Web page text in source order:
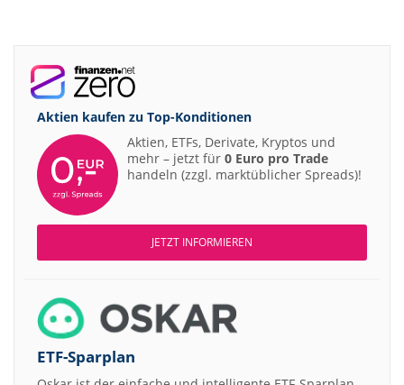
Aktien kaufen zu Top-Konditionen
Aktien, ETFs, Derivate, Kryptos und
mehr – jetzt für 0 Euro pro Trade
handeln (zzgl. marktüblicher Spreads)!
JETZT INFORMIEREN
ETF-Sparplan